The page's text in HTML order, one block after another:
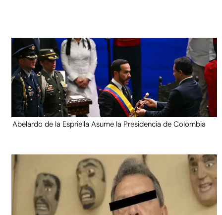
Abelardo de la Espriella Asume la Presidencia de Colombia